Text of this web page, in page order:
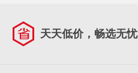
天天低价，畅选无忧